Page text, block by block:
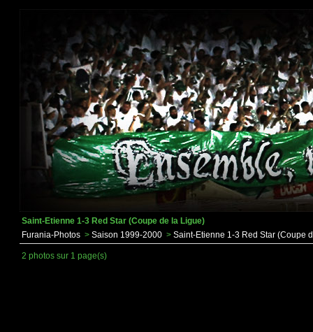
Saint-Etienne 1-3 Red Star (Coupe de la Ligue)
Furania-Photos > Saison 1999-2000 > Saint-Etienne 1-3 Red Star (Coupe
2 photos sur 1 page(s)